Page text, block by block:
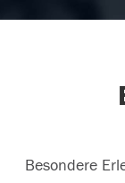
Besondere